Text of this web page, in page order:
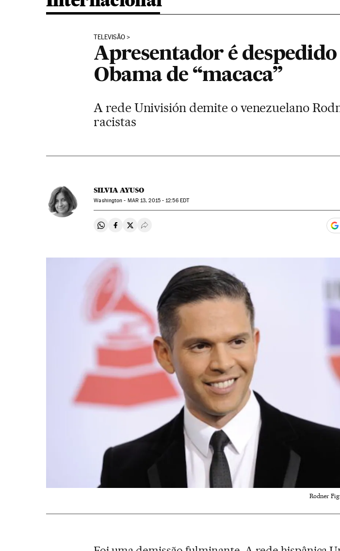
TELEVISÃO
Apresentador é
Obama de “macaca”
A rede Univisión demite o venezuelano
racistas
SILVIA AYUSO
Washington - MAR13, 2015 - 12:56EDT
Compartir en Whatsapp
Compartir en Facebook
Compartir en Twitter
Desplegar Redes Sociales
Rodner